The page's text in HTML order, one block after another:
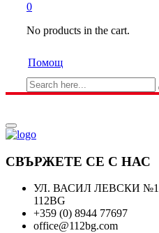
0
No products in the cart.
Помощ
СВЪРЖЕТЕ СЕ С НАС
УЛ. ВАСИЛ ЛЕВСКИ
112BG
+359 (0) 8944 77697
office@112bg.com